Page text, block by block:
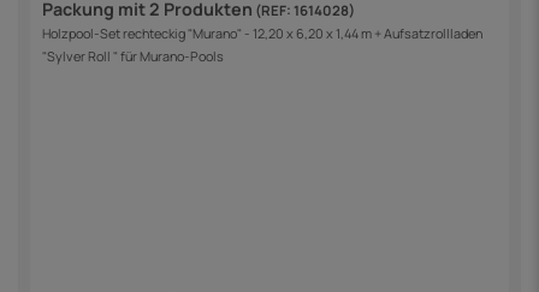
Packung mit 2 Produkten (REF: 1614028)
Holzpool-Set rechteckig "Murano" - 12,20 x 6,20 x 1,44 m + Aufsatzrollladen
"Sylver Roll " für Murano-Pools